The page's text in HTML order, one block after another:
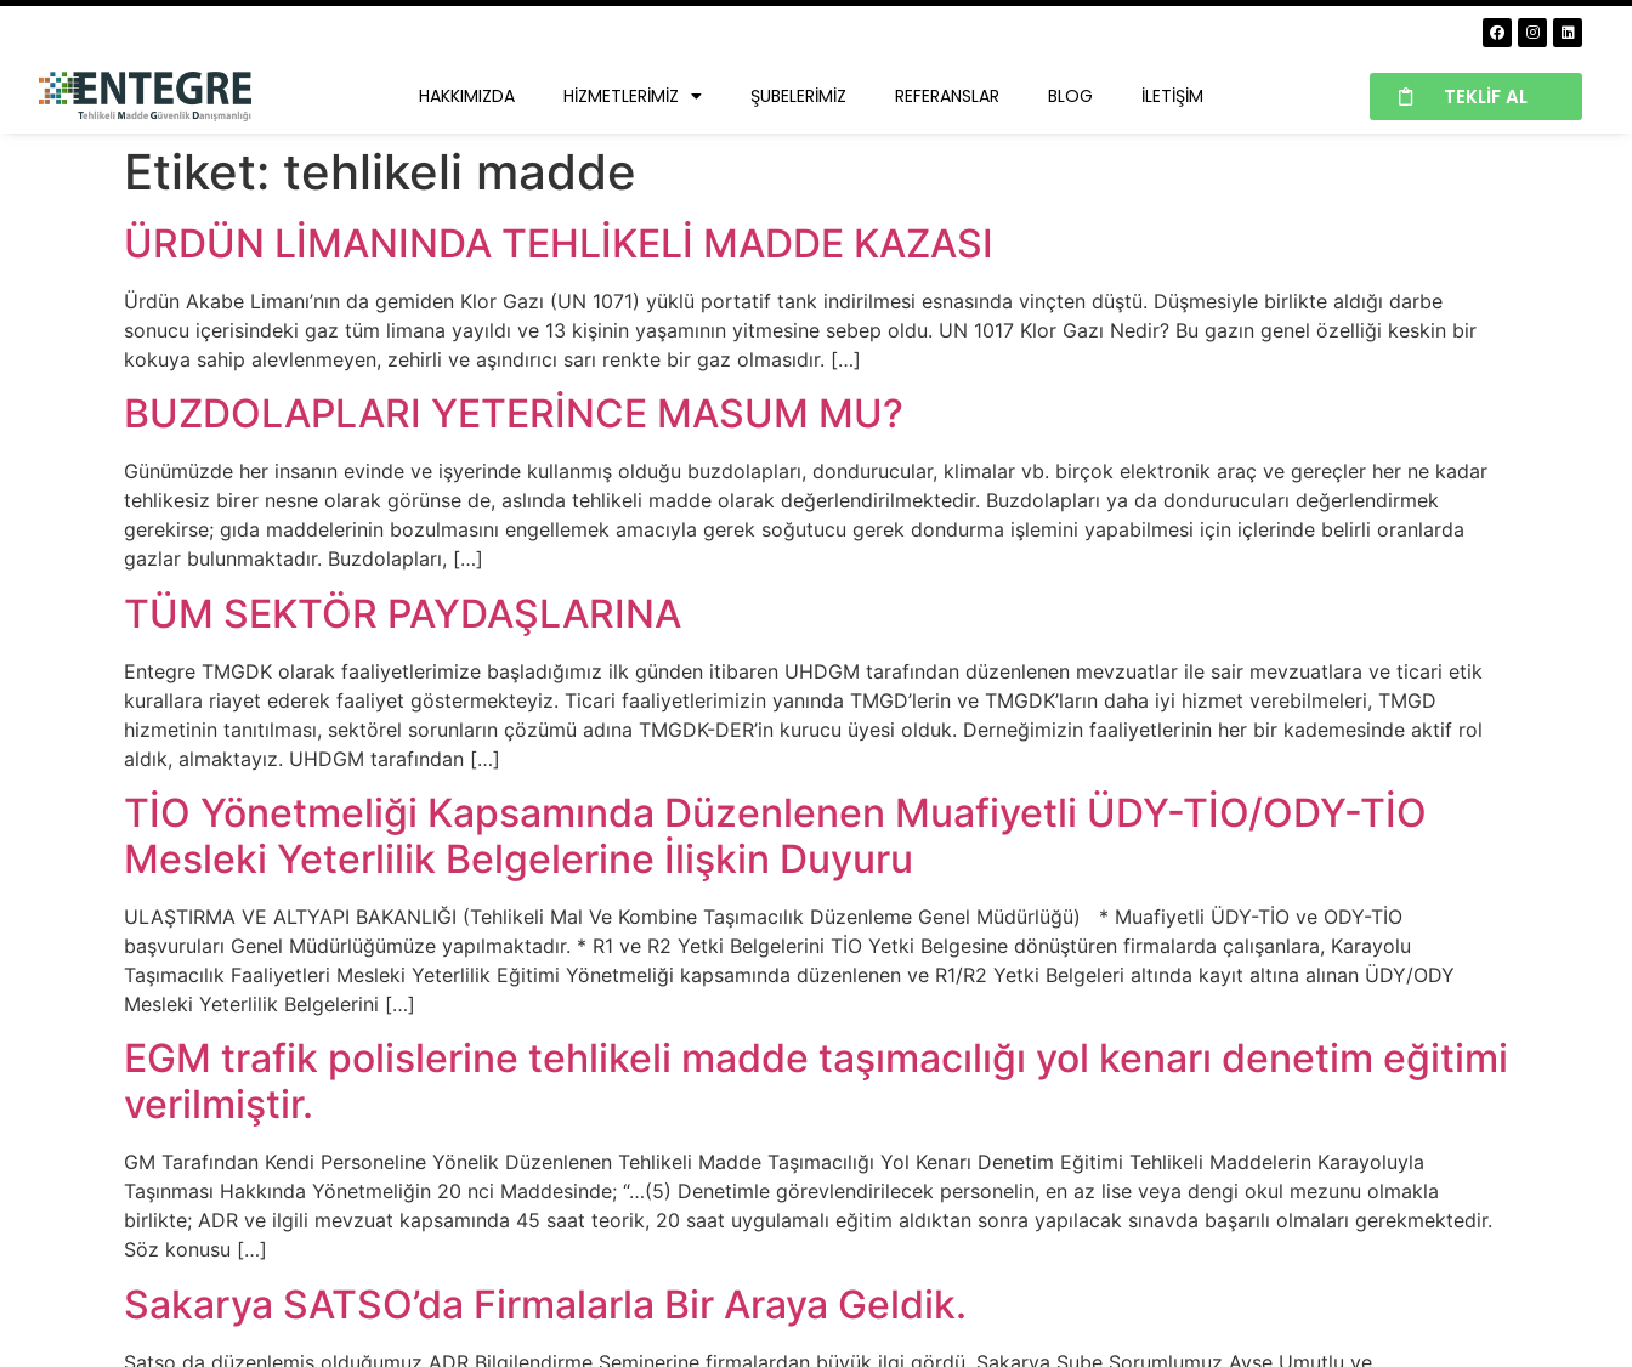
HAKKIMIZDA HIZMETLERIMIZ ŞUBELERIMIZ REFERANSLAR BLOG İLETIŞIM TEKLIF AL
Etiket: tehlikeli madde
ÜRDÜN LİMANINDA TEHLİKELİ MADDE KAZASI
Ürdün Akabe Limanı’nın da gemiden Klor Gazı (UN 1071) yüklü portatif tank indirilmesi esnasında vinçten düştü. Düşmesiyle birlikte aldığı darbe
sonucu içerisindeki gaz tüm limana yayıldı ve 13 kişinin yaşamının yitmesine sebep oldu. UN 1017 Klor Gazı Nedir? Bu gazın genel özelliği keskin bir
kokuya sahip alevlenmeyen, zehirli ve aşındırıcı sarı renkte bir gaz olmasıdır. […]
BUZDOLAPLARI YETERİNCE MASUM MU?
Günümüzde her insanın evinde ve işyerinde kullanmış olduğu buzdolapları, dondurucular, klimalar vb. birçok elektronik araç ve gereçler her ne kadar
tehlikesiz birer nesne olarak görünse de, aslında tehlikeli madde olarak değerlendirilmektedir. Buzdolapları ya da dondurucuları değerlendirmek
gerekirse; gıda maddelerinin bozulmasını engellemek amacıyla gerek soğutucu gerek dondurma işlemini yapabilmesi için içlerinde belirli oranlarda
gazlar bulunmaktadır. Buzdolapları, […]
TÜM SEKTÖR PAYDAŞLARINA
Entegre TMGDK olarak faaliyetlerimize başladığımız ilk günden itibaren UHDGM tarafından düzenlenen mevzuatlar ile sair mevzuatlara ve ticari etik
kurallara riayet ederek faaliyet göstermekteyiz. Ticari faaliyetlerimizin yanında TMGD’lerin ve TMGDK’ların daha iyi hizmet verebilmeleri, TMGD
hizmetinin tanıtılması, sektörel sorunların çözümü adına TMGDK-DER’in kurucu üyesi olduk. Derneğimizin faaliyetlerinin her bir kademesinde aktif rol
aldık, almaktayız. UHDGM tarafından […]
TİO Yönetmeliği Kapsamında Düzenlenen Muafiyetli ÜDY-TİO/ODY-TİO
Mesleki Yeterlilik Belgelerine İlişkin Duyuru
ULAŞTIRMA VE ALTYAPI BAKANLIĞI (Tehlikeli Mal Ve Kombine Taşımacılık Düzenleme Genel Müdürlüğü) * Muafiyetli ÜDY-TİO ve ODY-TİO
başvuruları Genel Müdürlüğümüze yapılmaktadır. * R1 ve R2 Yetki Belgelerini TİO Yetki Belgesine dönüştüren firmalarda çalışanlara, Karayolu
Taşımacılık Faaliyetleri Mesleki Yeterlilik Eğitimi Yönetmeliği kapsamında düzenlenen ve R1/R2 Yetki Belgeleri altında kayıt altına alınan ÜDY/ODY
Mesleki Yeterlilik Belgelerini […]
EGM trafik polislerine tehlikeli madde taşımacılığı yol kenarı denetim eğitimi
verilmiştir.
GM Tarafından Kendi Personeline Yönelik Düzenlenen Tehlikeli Madde Taşımacılığı Yol Kenarı Denetim Eğitimi Tehlikeli Maddelerin Karayoluyla
Taşınması Hakkında Yönetmeliğin 20 nci Maddesinde; “…(5) Denetimle görevlendirilecek personelin, en az lise veya dengi okul mezunu olmakla
birlikte; ADR ve ilgili mevzuat kapsamında 45 saat teorik, 20 saat uygulamalı eğitim aldıktan sonra yapılacak sınavda başarılı olmaları gerekmektedir.
Söz konusu […]
Sakarya SATSO’da Firmalarla Bir Araya Geldik.
Satso da düzenlemiş olduğumuz ADR Bilgilendirme Seminerine firmalardan büyük ilgi gördü. Sakarya Şube Sorumlumuz Ayşe Umutlu ve